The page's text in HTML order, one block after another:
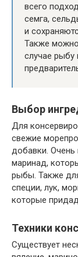
всего
семга,
и
Также
случае рыбу
Выбор
Для
свежие
добавки. Очень
маринад,
рыбы. Также
специи, лук,
которые
Техники
Существует